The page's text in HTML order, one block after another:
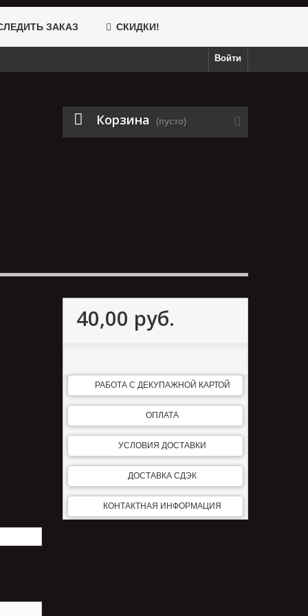
ЗАКАЗ СКИДКИ!
Войти
Корзина (пусто)
40,00 руб.
РАБОТА С ДЕКУПАЖНОЙ КАРТОЙ
ОПЛАТА
УСЛОВИЯ ДОСТАВКИ
ДОСТАВКА СДЭК
КОНТАКТНАЯ ИНФОРМАЦИЯ